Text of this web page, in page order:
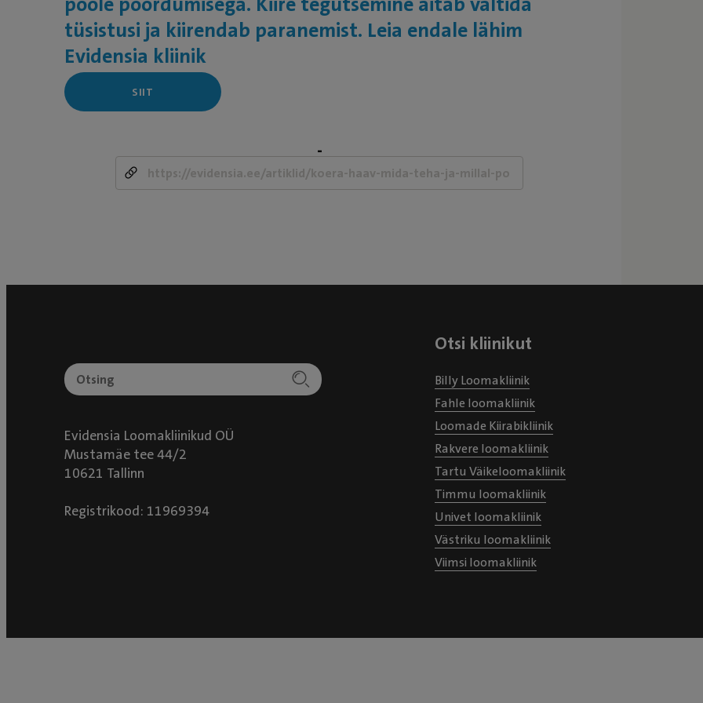
tüsistusi ja kiirendab paranemist. Leia endale lähim
Evidensia kliinik
SIIT
-
Evidensia Loomakliinikud OÜ
Mustamäe tee 44/2
10621 Tallinn
Registrikood: 11969394
Otsi kliinikut
Billy Loomakliinik
Fahle loomakliinik
Loomade Kiirabikliinik
Rakvere loomakliinik
Tartu Väikeloomakliinik
Timmu loomakliinik
Univet loomakliinik
Västriku loomakliinik
Viimsi loomakliinik